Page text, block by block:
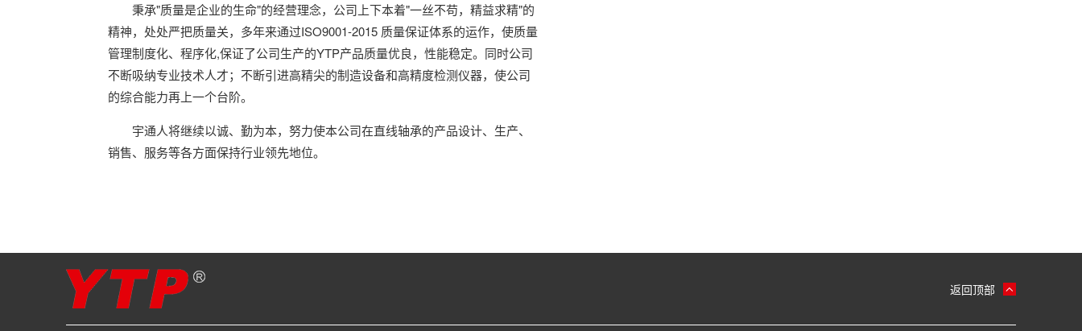
秉承"质量是企业的生命"的经营理念，公司上下本着"一丝不苟，精益求精"的
精神，处处严把质量关，多年来通过ISO9001-2015 质量保证体系的运作，使质量
管理制度化、程序化,保证了公司生产的YTP产品质量优良，性能稳定。同时公司
不断吸纳专业技术人才；不断引进高精尖的制造设备和高精度检测仪器，使公司
的综合能力再上一个台阶。
宇通人将继续以诚、勤为本，努力使本公司在直线轴承的产品设计、生产、
销售、服务等各方面保持行业领先地位。
返回顶部